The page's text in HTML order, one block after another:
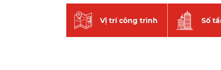
Vị trí công trình Số